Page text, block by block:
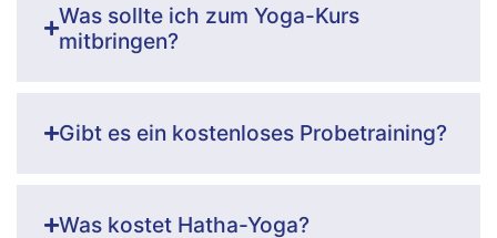
Was sollte ich zum Yoga-Kurs
mitbringen?
Gibt es ein kostenloses Probetraining?
Was kostet Hatha-Yoga?